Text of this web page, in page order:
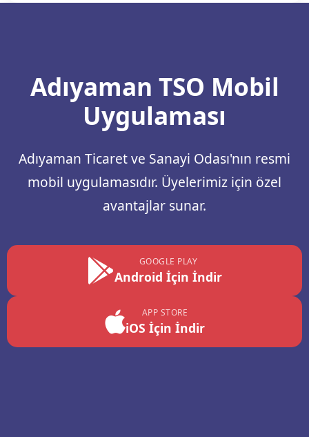
Adıyaman TSO Mobil
Uygulaması
Adıyaman Ticaret ve Sanayi Odası'nın resmi
mobil uygulamasıdır. Üyelerimiz için özel
avantajlar sunar.
GOOGLE PLAY
Android İçin İndir
APP STORE
iOS İçin İndir